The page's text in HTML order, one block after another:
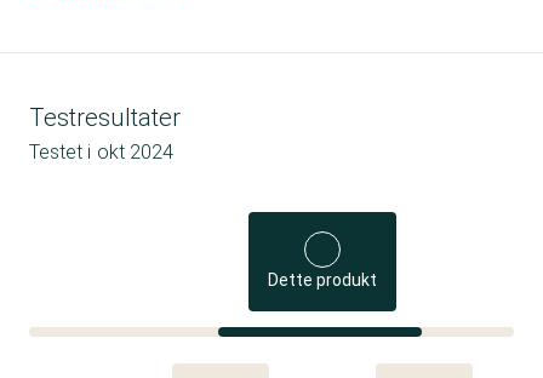
Testresultater
Testet i okt 2024
Dette produkt